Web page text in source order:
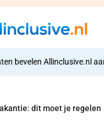
bevelen Allinclusive.nl
dit moet je regelen